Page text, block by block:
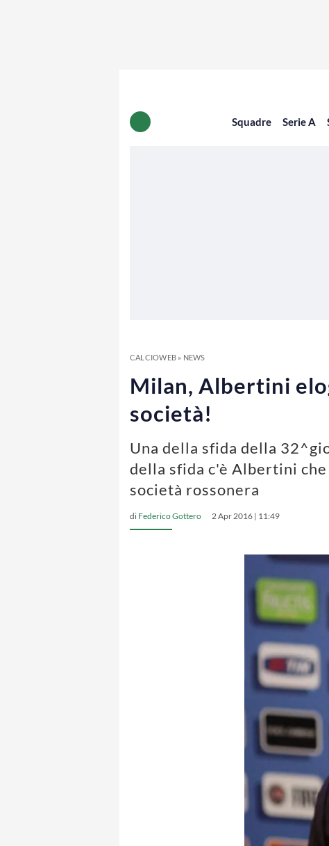
Squadre Serie A
CALCIOWEB» NEWS
Milan, Albertini
società!
Una della sfida della
della sfida c'è Albertini
società rossonera
di Federico Gottero 2 Apr 2016 | 11:49